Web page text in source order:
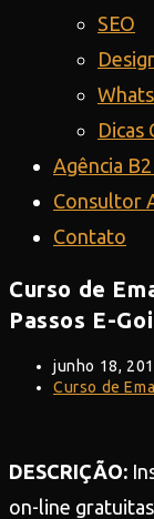
SEO
Dicas
Agência
Consultor
Contato
Curso de
Passos E-Goi
Post
publicado:
junho 18,
Categoria
Curso de
DESCRIÇÃO:
on-line